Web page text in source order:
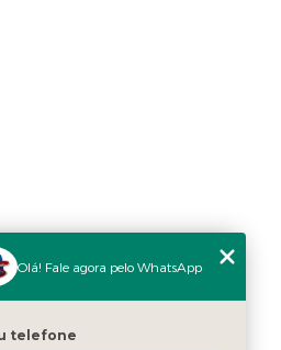
Olá! Fale agora pelo WhatsApp
telefone